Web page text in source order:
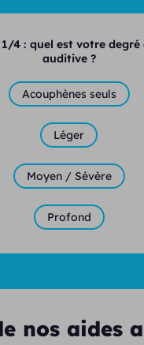
4 : quel est votre degré
auditive ?
Acouphènes seuls
Léger
Moyen / Sévère
Profond
nos aides